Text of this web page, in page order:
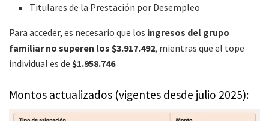
Titulares de la Prestación por Desempleo
Para acceder, es necesario que los ingresos del grupo
familiar no superen los $3.917.492, mientras que el tope
individual es de $1.958.746.
Montos actualizados (vigentes desde julio 2025):